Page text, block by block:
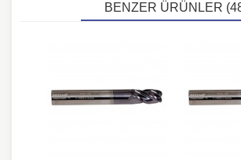
BENZER ÜRÜNLER